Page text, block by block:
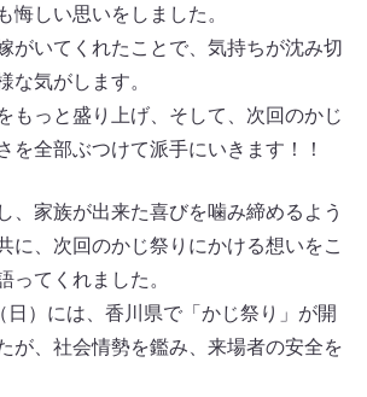
悔しい思いをしました。
がいてくれたことで、気持ちが沈み切
な気がします。
もっと盛り上げ、そして、次回のかじ
を全部ぶつけて派手にいきます！！
、家族が出来た喜びを噛み締めるよう
に、次回のかじ祭りにかける想いをこ
ってくれました。
日）には、香川県で「かじ祭り」が開
が、社会情勢を鑑み、来場者の安全を